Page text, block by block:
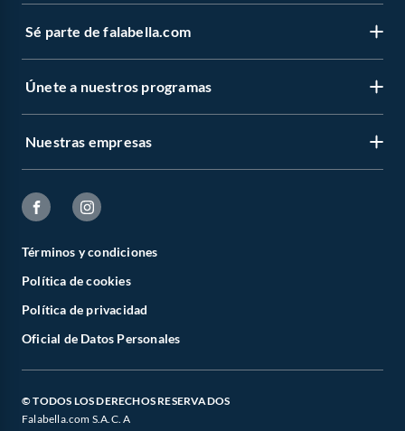
Sé parte de falabella.com
Únete a nuestros programas
Nuestras empresas
Términos y condiciones
Política de cookies
Política de privacidad
Oficial de Datos Personales
© TODOS LOS DERECHOS RESERVADOS
Falabella.com S.A.C. A